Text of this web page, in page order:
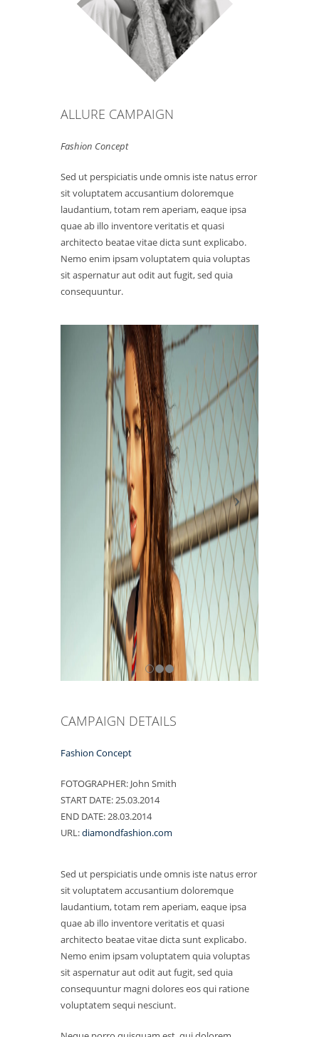
ALLURE CAMPAIGN
Fashion Concept
Sed ut perspiciatis unde omnis iste natus error
sit voluptatem accusantium doloremque
laudantium, totam rem aperiam, eaque ipsa
quae ab illo inventore veritatis et quasi
architecto beatae vitae dicta sunt explicabo.
Nemo enim ipsam voluptatem quia voluptas
sit aspernatur aut odit aut fugit, sed quia
consequuntur.
CAMPAIGN DETAILS
Fashion Concept
FOTOGRAPHER: John Smith
START DATE: 25.03.2014
END DATE: 28.03.2014
URL:diamondfashion.com
Sed ut perspiciatis unde omnis iste natus error
sit voluptatem accusantium doloremque
laudantium, totam rem aperiam, eaque ipsa
quae ab illo inventore veritatis et quasi
architecto beatae vitae dicta sunt explicabo.
Nemo enim ipsam voluptatem quia voluptas
sit aspernatur aut odit aut fugit, sed quia
consequuntur magni dolores eos qui ratione
voluptatem sequi nesciunt.